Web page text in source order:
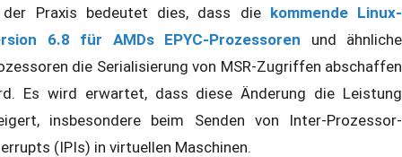
Praxis bedeutet dies, dass die kommende Linux-
6.8 für AMDs EPYC-Prozessoren und ähnliche
die Serialisierung von MSR-Zugriffen abschaffen
Es wird erwartet, dass diese Änderung die Leistung
insbesondere beim Senden von Inter-Prozessor-
(IPIs) in virtuellen Maschinen.